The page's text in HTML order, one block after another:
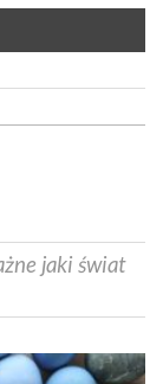
jaki świat